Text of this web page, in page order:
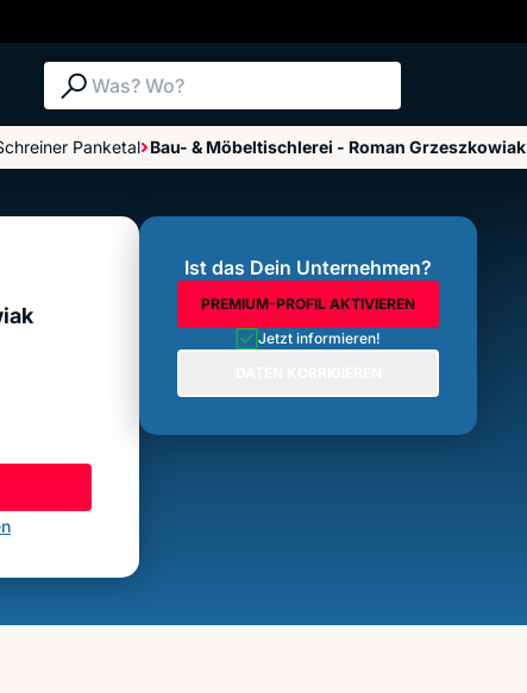
Suche: Was? Wo?
Panketal Bau- & Möbeltischlerei - Roman Grzeszkowiak
Ist das Dein Unternehmen?
PREMIUM-PROFIL AKTIVIEREN
Jetzt informieren!